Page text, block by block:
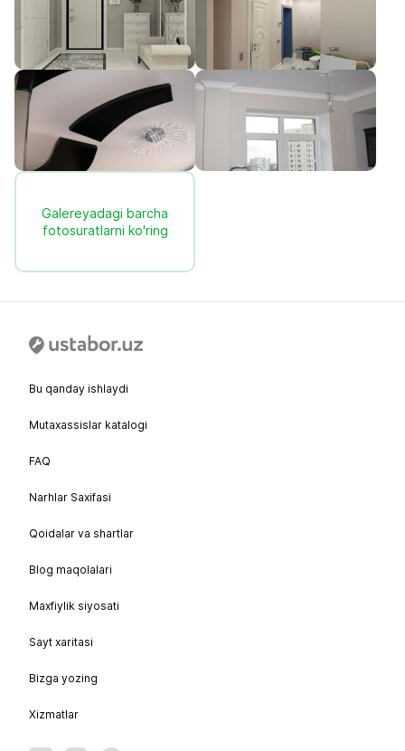
Galereyadagi barcha
fotosuratlarni ko'ring
Bu qanday ishlaydi
Mutaxassislar katalogi
FAQ
Narhlar Saxifasi
Qoidalar va shartlar
Blog maqolalari
Maxfiylik siyosati
Sayt xaritasi
Bizga yozing
Xizmatlar